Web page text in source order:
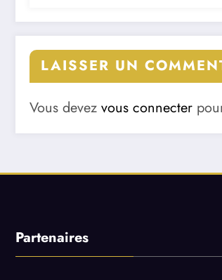
LAISSER UN
Vous devez vous connecter
Partenaires